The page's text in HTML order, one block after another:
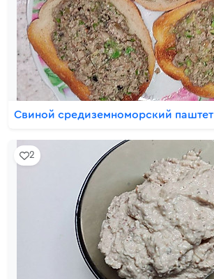
Свиной средиземноморский паштет
2